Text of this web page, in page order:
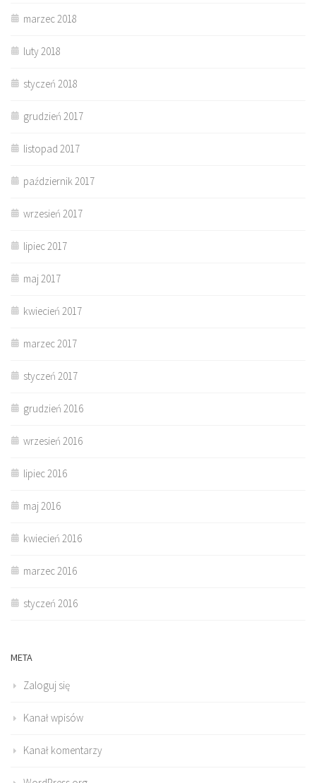
marzec 2018
luty 2018
styczeń 2018
grudzień 2017
listopad 2017
październik 2017
wrzesień 2017
lipiec 2017
maj 2017
kwiecień 2017
marzec 2017
styczeń 2017
grudzień 2016
wrzesień 2016
lipiec 2016
maj 2016
kwiecień 2016
marzec 2016
styczeń 2016
META
Zaloguj się
Kanał wpisów
Kanał komentarzy